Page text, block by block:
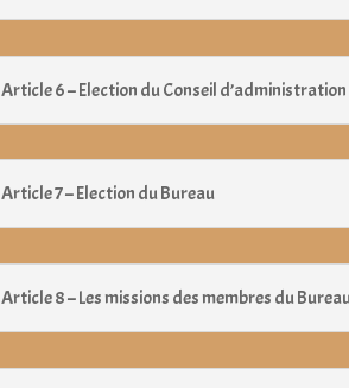
Article 6 – Election du Conseil d’administration
Article 7 – Election du Bureau
Article 8 – Les missions des membres du